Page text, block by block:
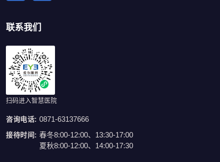
联系我们
扫码进入智慧医院
咨询电话: 0871-63137666
接待时间: 春冬8:00-12:00、13:30-17:00
夏秋8:00-12:00、14:00-17:30